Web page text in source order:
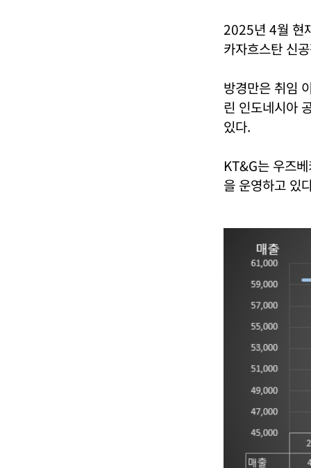
2025년 4월 현
카자흐스탄 신
방경만은 취임
린 인도네시아
있다.
KT&G는 우즈
을 운영하고 있